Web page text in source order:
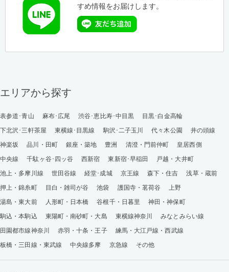
すめ情報をお届けします。
エリアから探す
表参道･青山 麻布･広尾 渋谷･恵比寿･中目黒
目黒･白金高輪
下北沢･三軒茶屋
東横線･目黒線 駒沢･二子玉川 代々木公園
井の頭線
神楽坂
品川・田町 銀座・築地 豊洲 清澄・門前仲町
皇居西側
中央線
千駄ヶ谷･四ッ谷 西新宿 東新宿･早稲田
戸越・大井町
池上・多摩川線
世田谷線 経堂･成城 京王線 森下・住吉
浅草・蔵前
押上・錦糸町
目白・雑司が谷 池袋 護国寺・茗荷谷
上野
湯島・東大前
人形町・日本橋 谷根千・日暮里
神田・神保町
駒込・本駒込
東陽町・南砂町・大島 東横線神奈川
みなとみらい線
田園都市線神奈川
赤羽・十条・王子
練馬・大江戸線・西武線
板橋・三田線・東武線
中央線多摩 京急線 その他